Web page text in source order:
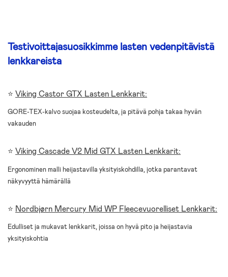
Testivoittajasuosikkimme lasten vedenpitävistä
lenkkareista
⭐ Viking Castor GTX Lasten Lenkkarit:
GORE-TEX-kalvo suojaa kosteudelta, ja pitävä pohja takaa hyvän
vakauden
⭐ Viking Cascade V2 Mid GTX Lasten Lenkkarit:
Ergonominen malli heijastavilla yksityiskohdilla, jotka parantavat
näkyvyyttä hämärällä
⭐ Nordbjørn Mercury Mid WP Fleecevuorelliset Lenkkarit:
Edulliset ja mukavat lenkkarit, joissa on hyvä pito ja heijastavia
yksityiskohtia